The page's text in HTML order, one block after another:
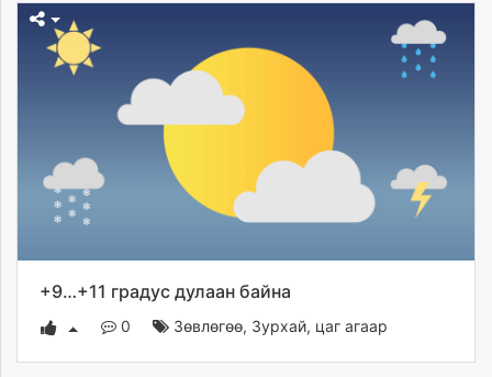
+9…+11 градус дулаан байна
0 Зөвлөгөө, Зурхай, цаг агаар